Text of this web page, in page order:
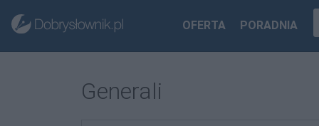
OFERTA PORADNIA
Generali